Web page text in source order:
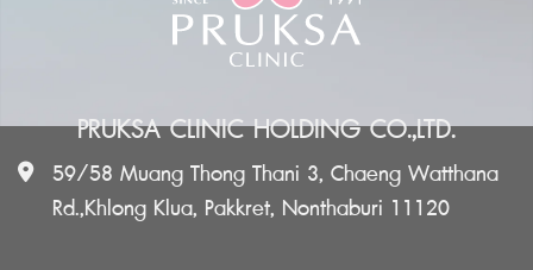
PRUKSA CLINIC HOLDING CO.,LTD.
59/58 Muang Thong Thani 3, Chaeng Watthana
Rd.,Khlong Klua, Pakkret, Nonthaburi 11120